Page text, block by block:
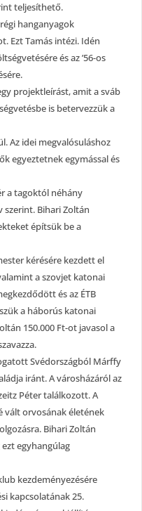
teljesíthető.
hanganyagok
Ezt Tamás intézi. Idén
és az ’56-os
projektleírást, amit a sváb
is betervezzük a
Az idei megvalósuláshoz
egyeztetnek egymással és
a tagoktól néhány
szerint. Bihari Zoltán
építsük be a
kérésére kezdett el
a szovjet katonai
és az ÉTB
a háborús katonai
150.000 Ft-ot javasol a
Svédországból Márffy
iránt. A városházáról az
Péter találkozott. A
vált orvosának életének
Bihari Zoltán
egyhangúlag
kezdeményezésére
kapcsolatának 25.